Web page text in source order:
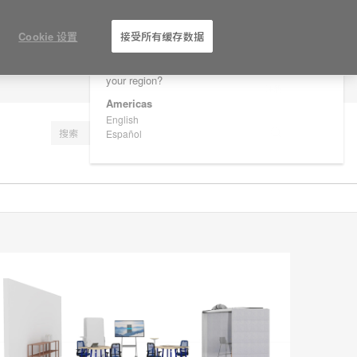
Are you in United States?
your region?
Americas
English
Español
Cookie 设置 接受所有缓存数据